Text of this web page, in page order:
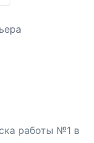
работы №1 в